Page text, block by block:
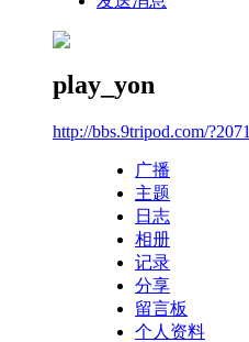
play_yon
http://bbs.9tripod.com/?2071
广播
主题
日志
相册
记录
分享
留言板
个人资料